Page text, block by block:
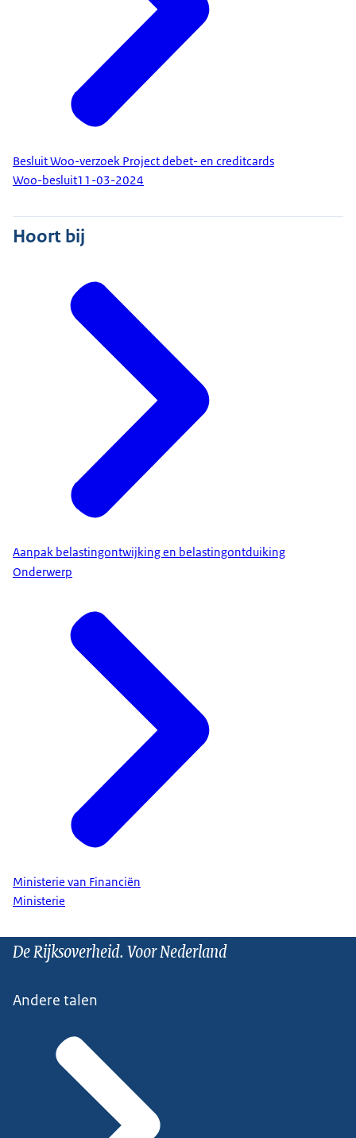
Besluit Woo-verzoek Project debet- en creditcards
Woo-besluit11-03-2024
Hoort bij
Aanpak belastingontwijking en belastingontduiking
Onderwerp
Ministerie van Financiën
Ministerie
De Rijksoverheid. Voor Nederland
Andere talen